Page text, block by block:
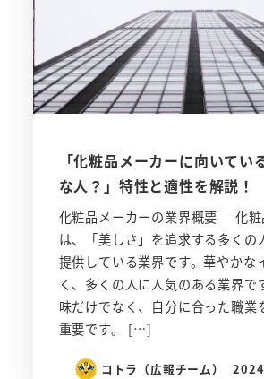
「化粧品メーカーに向いてい
な人？」特性と適性を解説！
化粧品メーカーの業界概要 化粧
は、「美しさ」を追求する多くの
提供している業界です。華やかな
く、多くの人に人気のある業界で
味だけでなく、自分に合った職業
重要です。 […]
コトラ（広報チーム）